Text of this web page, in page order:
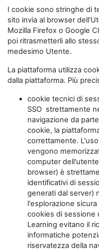
I cookie sono stringhe di
sito invia al browser
Mozilla Firefox o Google
poi ritrasmetterli allo
medesimo Utente.
La piattaforma utilizza
dalla piattaforma. Più
cookie tecnici di
SSO strettamente
navigazione da
cookie, la
correttamente.
vengono
computer
browser) è
identificativi di
generati dal server)
l'esplorazione
cookies di sessione
Learning evitano il
informatiche
riservatezza della